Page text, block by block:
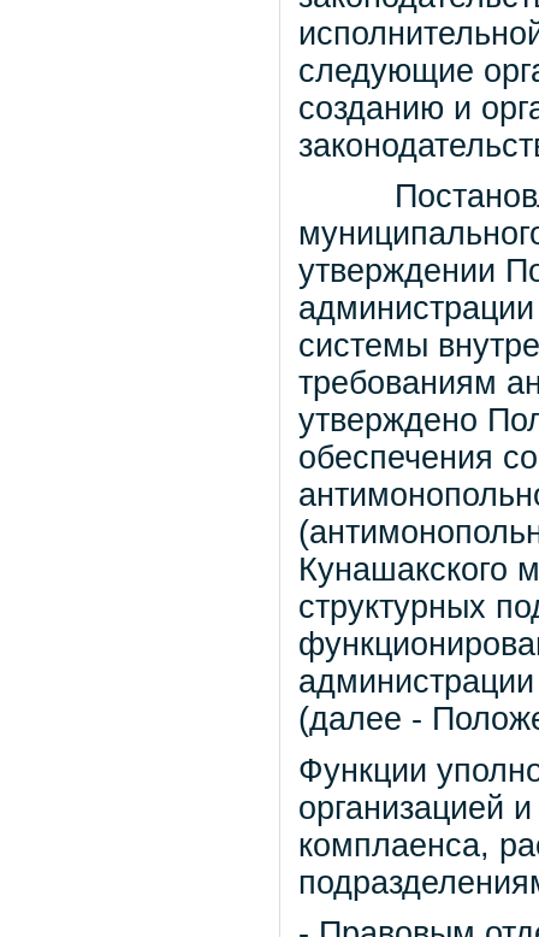
следующие
созданию и
утверждении
системы
требованиям
утверждено
обеспечения
Кунашакского
структурных
(далее -
Функции
организацией
комплаенса,